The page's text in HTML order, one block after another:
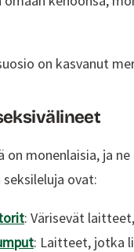
on kasvanut
on monenlaisia, ja
ovat:
: Värisevät
: Laitteet, jotka